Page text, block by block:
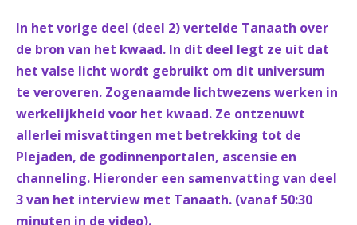
In het vorige deel (deel 2) vertelde Tanaath over
de bron van het kwaad. In dit deel legt ze uit dat
het valse licht wordt gebruikt om dit universum
te veroveren. Zogenaamde lichtwezens werken in
werkelijkheid voor het kwaad. Ze ontzenuwt
allerlei misvattingen met betrekking tot de
Plejaden, de godinnenportalen, ascensie en
channeling. Hieronder een samenvatting van deel
3 van het interview met Tanaath. (vanaf 50:30
minuten in de video).